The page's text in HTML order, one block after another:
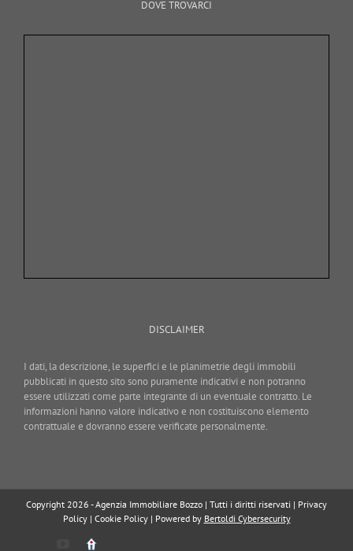
DOVE TROVARCI
DISCLAIMER
I dati, la descrizione, le superfici e le planimetrie degli immobili
pubblicati in questo sito sono puramente indicativi e non potranno
essere utilizzati come parte integrante di un eventuale contratto. Le
informazioni hanno valore indicativo e non costituiscono elemento
contrattuale e dovranno essere verificate personalmente.
Copyright 2026 - Agenzia Immobiliare Bozzo | Tutti i diritti riservati | Privacy
Policy| Cookie Policy| Powered by Bertoldi Cybersecurity
YouTube
Immobiliare.it